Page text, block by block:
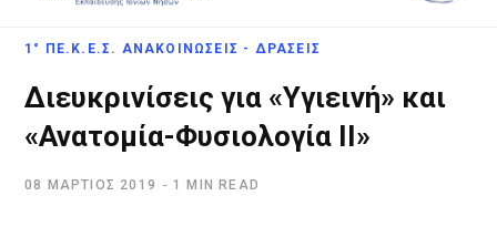
1° ΠΕ.Κ.Ε.Σ. ΑΝΑΚΟΙΝΏΣΕΙΣ - ΔΡΆΣΕΙΣ
Διευκρινίσεις για «Υγιεινή» και
«Ανατομία-Φυσιολογία ΙΙ»
08 ΜΆΡΤΙΟΣ 2019 1 MIN READ